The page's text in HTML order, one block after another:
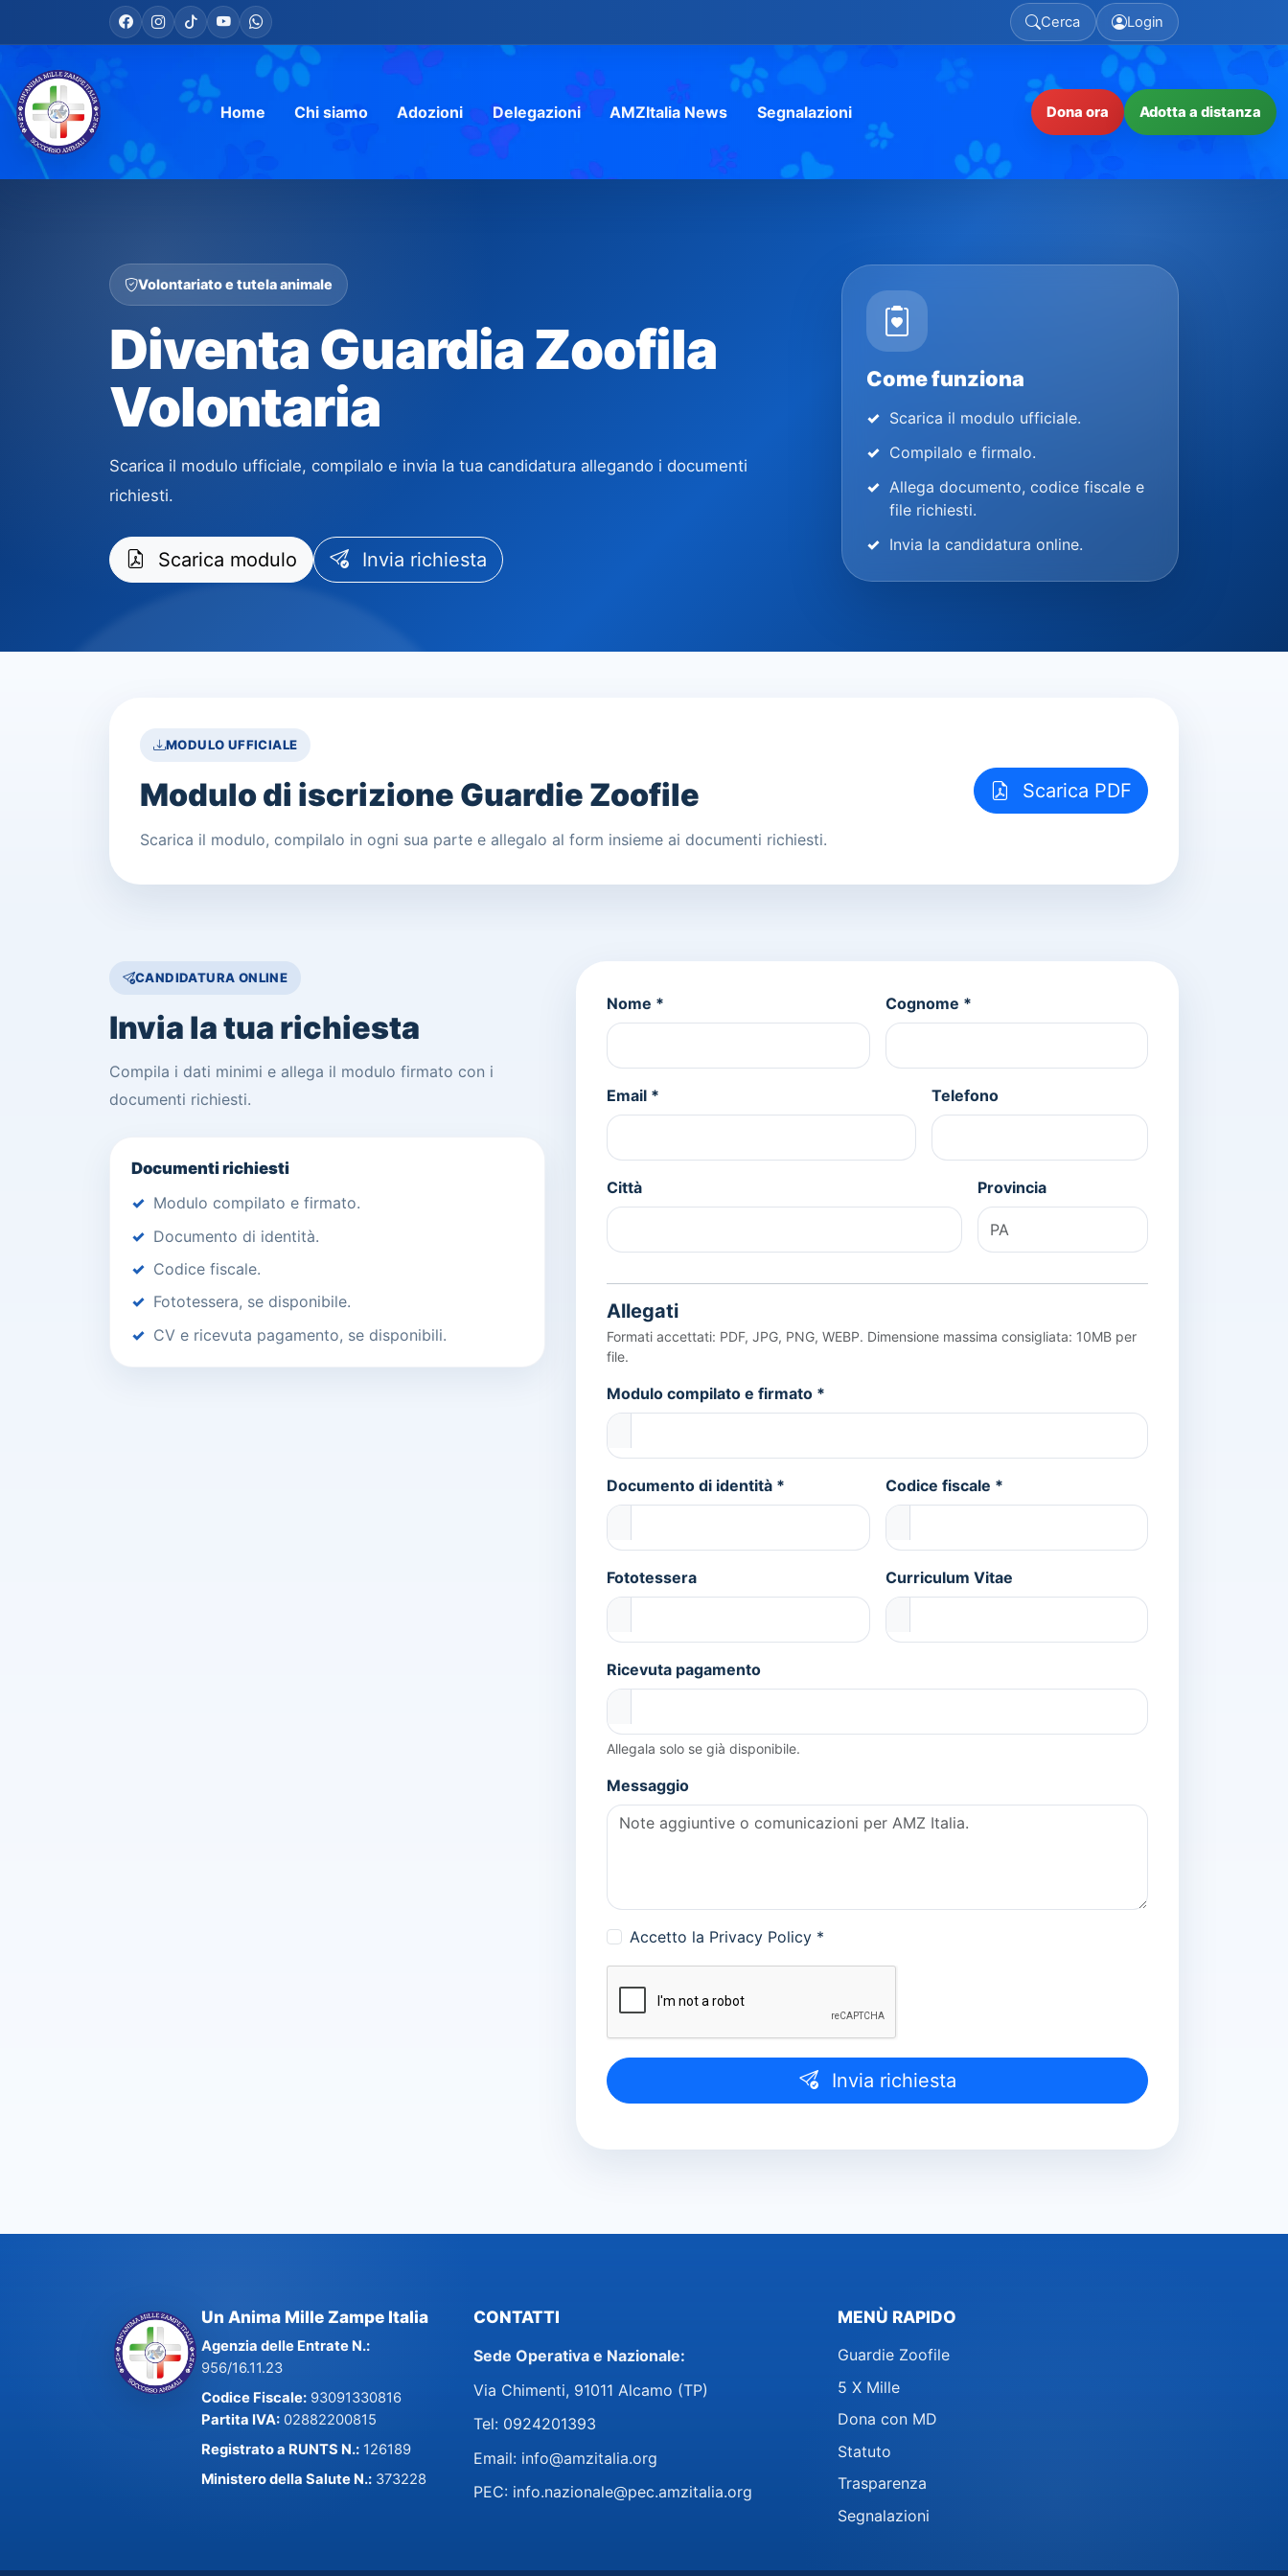
Cerca Login
Home Chi siamo Adozioni Delegazioni AMZItalia News Segnalazioni Dona ora Adotta a distanza
Volontariato e tutela animale
Diventa Guardia Zoofila
Volontaria
Scarica il modulo ufficiale, compilalo e invia la tua candidatura allegando i documenti
richiesti.
Scarica modulo Invia richiesta
Come funziona
Scarica il modulo ufficiale.
Compilalo e firmalo.
Allega documento, codice fiscale e
file richiesti.
Invia la candidatura online.
MODULO UFFICIALE
Modulo di iscrizione Guardie Zoofile
Scarica il modulo, compilalo in ogni sua parte e allegalo al form insieme ai documenti richiesti.
Scarica PDF
CANDIDATURA ONLINE
Invia la tua richiesta
Compila i dati minimi e allega il modulo firmato con i
documenti richiesti.
Documenti richiesti
Modulo compilato e firmato.
Documento di identità.
Codice fiscale.
Fototessera, se disponibile.
CV e ricevuta pagamento, se disponibili.
Nome * Cognome *
Email * Telefono
Città Provincia
Allegati
Formati accettati: PDF, JPG, PNG, WEBP. Dimensione massima consigliata: 10MB per
file.
Modulo compilato e firmato *
Documento di identità * Codice fiscale *
Fototessera Curriculum Vitae
Ricevuta pagamento
Allegala solo se già disponibile.
Messaggio
Accetto la Privacy Policy *
Invia richiesta
Un Anima Mille Zampe Italia
Agenzia delle Entrate N.:
956/16.11.23
Codice Fiscale: 93091330816
Partita IVA: 02882200815
Registrato a RUNTS N.: 126189
Ministero della Salute N.: 373228
CONTATTI
Sede Operativa e Nazionale:
Via Chimenti, 91011 Alcamo (TP)
Tel: 0924201393
Email: info@amzitalia.org
PEC: info.nazionale@pec.amzitalia.org
MENÙ RAPIDO
Guardie Zoofile
5 X Mille
Dona con MD
Statuto
Trasparenza
Segnalazioni